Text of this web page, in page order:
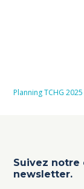
Planning TCHG
Suivez notre
newsletter.